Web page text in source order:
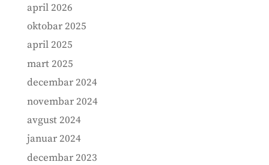
april 2026
oktobar 2025
april 2025
mart 2025
decembar 2024
novembar 2024
avgust 2024
januar 2024
decembar 2023